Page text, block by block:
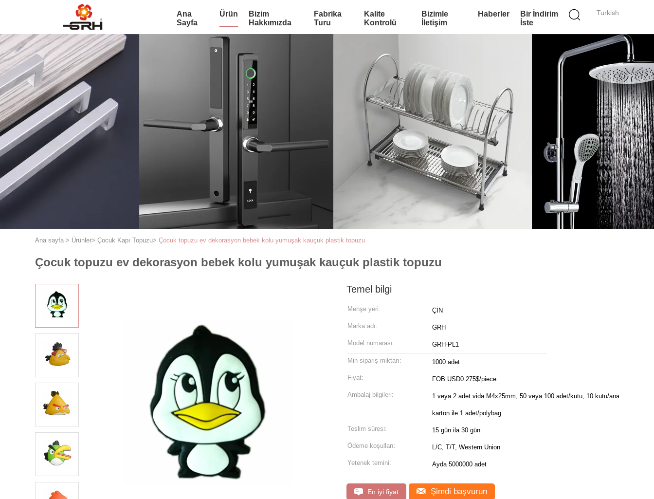
Turkish
Ana
Sayfa
Ürün
Bizim
Hakkımızda
Fabrika
Turu
Kalite
Kontrolü
Bizimle
İletişim
Haberler
Bir İndirim
İste
Ana sayfa > Ürünler> Çocuk Kapı Topuzu> Çocuk topuzu ev dekorasyon bebek kolu yumuşak kauçuk plastik topuzu
Çocuk topuzu ev dekorasyon bebek kolu yumuşak kauçuk plastik topuzu
Temel bilgi
Menşe yeri: ÇİN
Marka adı: GRH
Model numarası: GRH-PL1
Min sipariş miktarı: 1000 adet
Fiyat: FOB USD0.275$/piece
Ambalaj bilgileri: 1 veya 2 adet vida M4x25mm, 50 veya 100 adet/kutu, 10 kutu/ana
karton ile 1 adet/polybag.
Teslim süresi: 15 gün ila 30 gün
Ödeme koşulları: L/C, T/T, Western Union
Yetenek temini: Ayda 5000000 adet
En iyi fiyat Şimdi başvurun